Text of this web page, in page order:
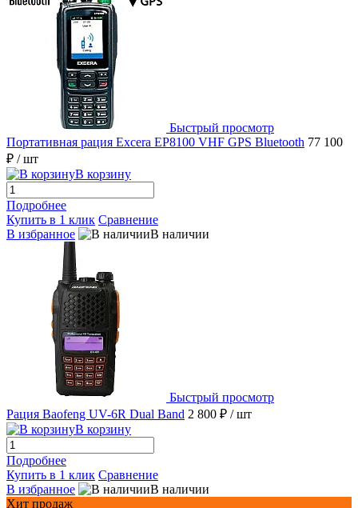
Быстрый просмотр
Портативная рация Excera EP8100 VHF GPS Bluetooth 77 100
₽ / шт
В корзину
Подробнее
Купить в 1 клик Сравнение
В избранное
В наличии
Быстрый просмотр
Рация Baofeng UV-6R Dual Band 2 800 ₽ / шт
В корзину
Подробнее
Купить в 1 клик Сравнение
В избранное
В наличии
Хит продаж